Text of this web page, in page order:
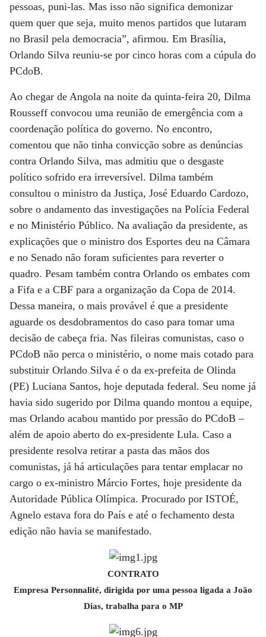
pessoas, puni-las. Mas isso não significa demonizar
quem quer que seja, muito menos partidos que lutaram
no Brasil pela democracia”, afirmou. Em Brasília,
Orlando Silva reuniu-se por cinco horas com a cúpula do
PCdoB.
Ao chegar de Angola na noite da quinta-feira 20, Dilma
Rousseff convocou uma reunião de emergência com a
coordenação política do governo. No encontro,
comentou que não tinha convicção sobre as denúncias
contra Orlando Silva, mas admitiu que o desgaste
político sofrido era irreversível. Dilma também
consultou o ministro da Justiça, José Eduardo Cardozo,
sobre o andamento das investigações na Polícia Federal
e no Ministério Público. Na avaliação da presidente, as
explicações que o ministro dos Esportes deu na Câmara
e no Senado não foram suficientes para reverter o
quadro. Pesam também contra Orlando os embates com
a Fifa e a CBF para a organização da Copa de 2014.
Dessa maneira, o mais provável é que a presidente
aguarde os desdobramentos do caso para tomar uma
decisão de cabeça fria. Nas fileiras comunistas, caso o
PCdoB não perca o ministério, o nome mais cotado para
substituir Orlando Silva é o da ex-prefeita de Olinda
(PE) Luciana Santos, hoje deputada federal. Seu nome já
havia sido sugerido por Dilma quando montou a equipe,
mas Orlando acabou mantido por pressão do PCdoB –
além de apoio aberto do ex-presidente Lula. Caso a
presidente resolva retirar a pasta das mãos dos
comunistas, já há articulações para tentar emplacar no
cargo o ex-ministro Márcio Fortes, hoje presidente da
Autoridade Pública Olímpica. Procurado por ISTOÉ,
Agnelo estava fora do País e até o fechamento desta
edição não havia se manifestado.
CONTRATO
Empresa Personnalité, dirigida por uma pessoa ligada a João
Dias, trabalha para o MP